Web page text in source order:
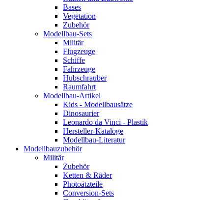
Bases
Vegetation
Zubehör
Modellbau-Sets
Militär
Flugzeuge
Schiffe
Fahrzeuge
Hubschrauber
Raumfahrt
Modellbau-Artikel
Kids - Modellbausätze
Dinosaurier
Leonardo da Vinci - Plastik
Hersteller-Kataloge
Modellbau-Literatur
Modellbauzubehör
Militär
Zubehör
Ketten & Räder
Photoätzteile
Conversion-Sets